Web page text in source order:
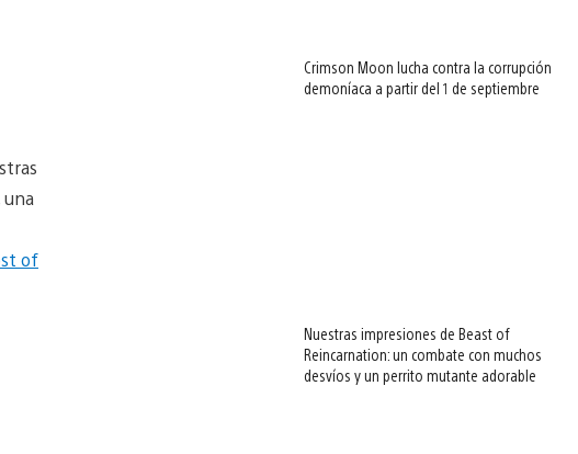
of
Crimson Moon lucha contra la corrupción
demoníaca a partir del 1 de septiembre
Nuestras impresiones de Beast of
Reincarnation: un combate con muchos
desvíos y un perrito mutante adorable